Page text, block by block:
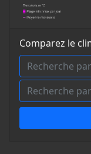
Comparez le